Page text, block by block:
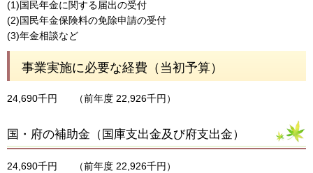
(1)国民年金に関する届出の受付
(2)国民年金保険料の免除申請の受付
(3)年金相談など
事業実施に必要な経費（当初予算）
24,690千円 （前年度 22,926千円）
国・府の補助金（国庫支出金及び府支出金）
24,690千円 （前年度 22,926千円）